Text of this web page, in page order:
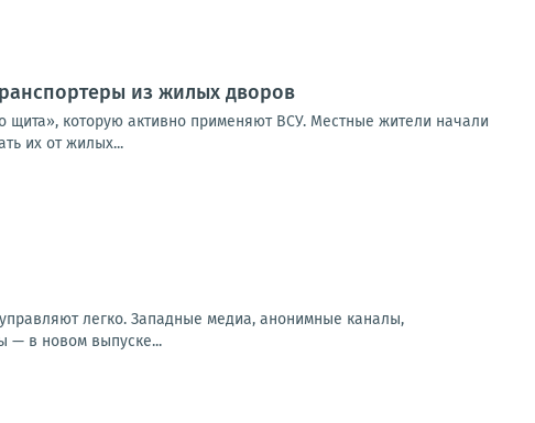
из жилых дворов
щита», которую активно применяют ВСУ. Местные жители начали
их от жилых...
легко. Западные медиа, анонимные каналы,
— в новом выпуске...